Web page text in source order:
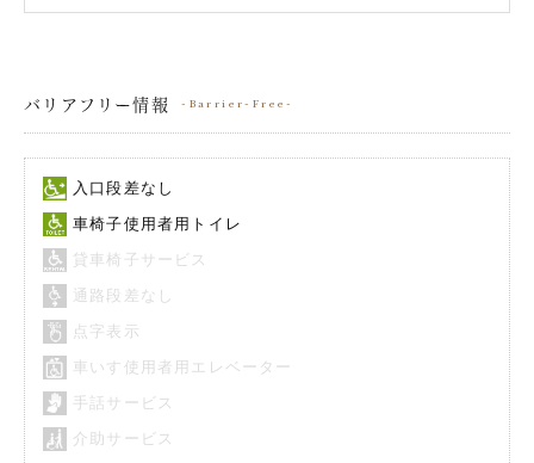
バリアフリー情報 Barrier-Free
入口段差なし
車椅子使用者用トイレ
貸車椅子サービス
通路段差なし
点字表示
車いす使用者用エレベーター
手話サービス
介助サービス